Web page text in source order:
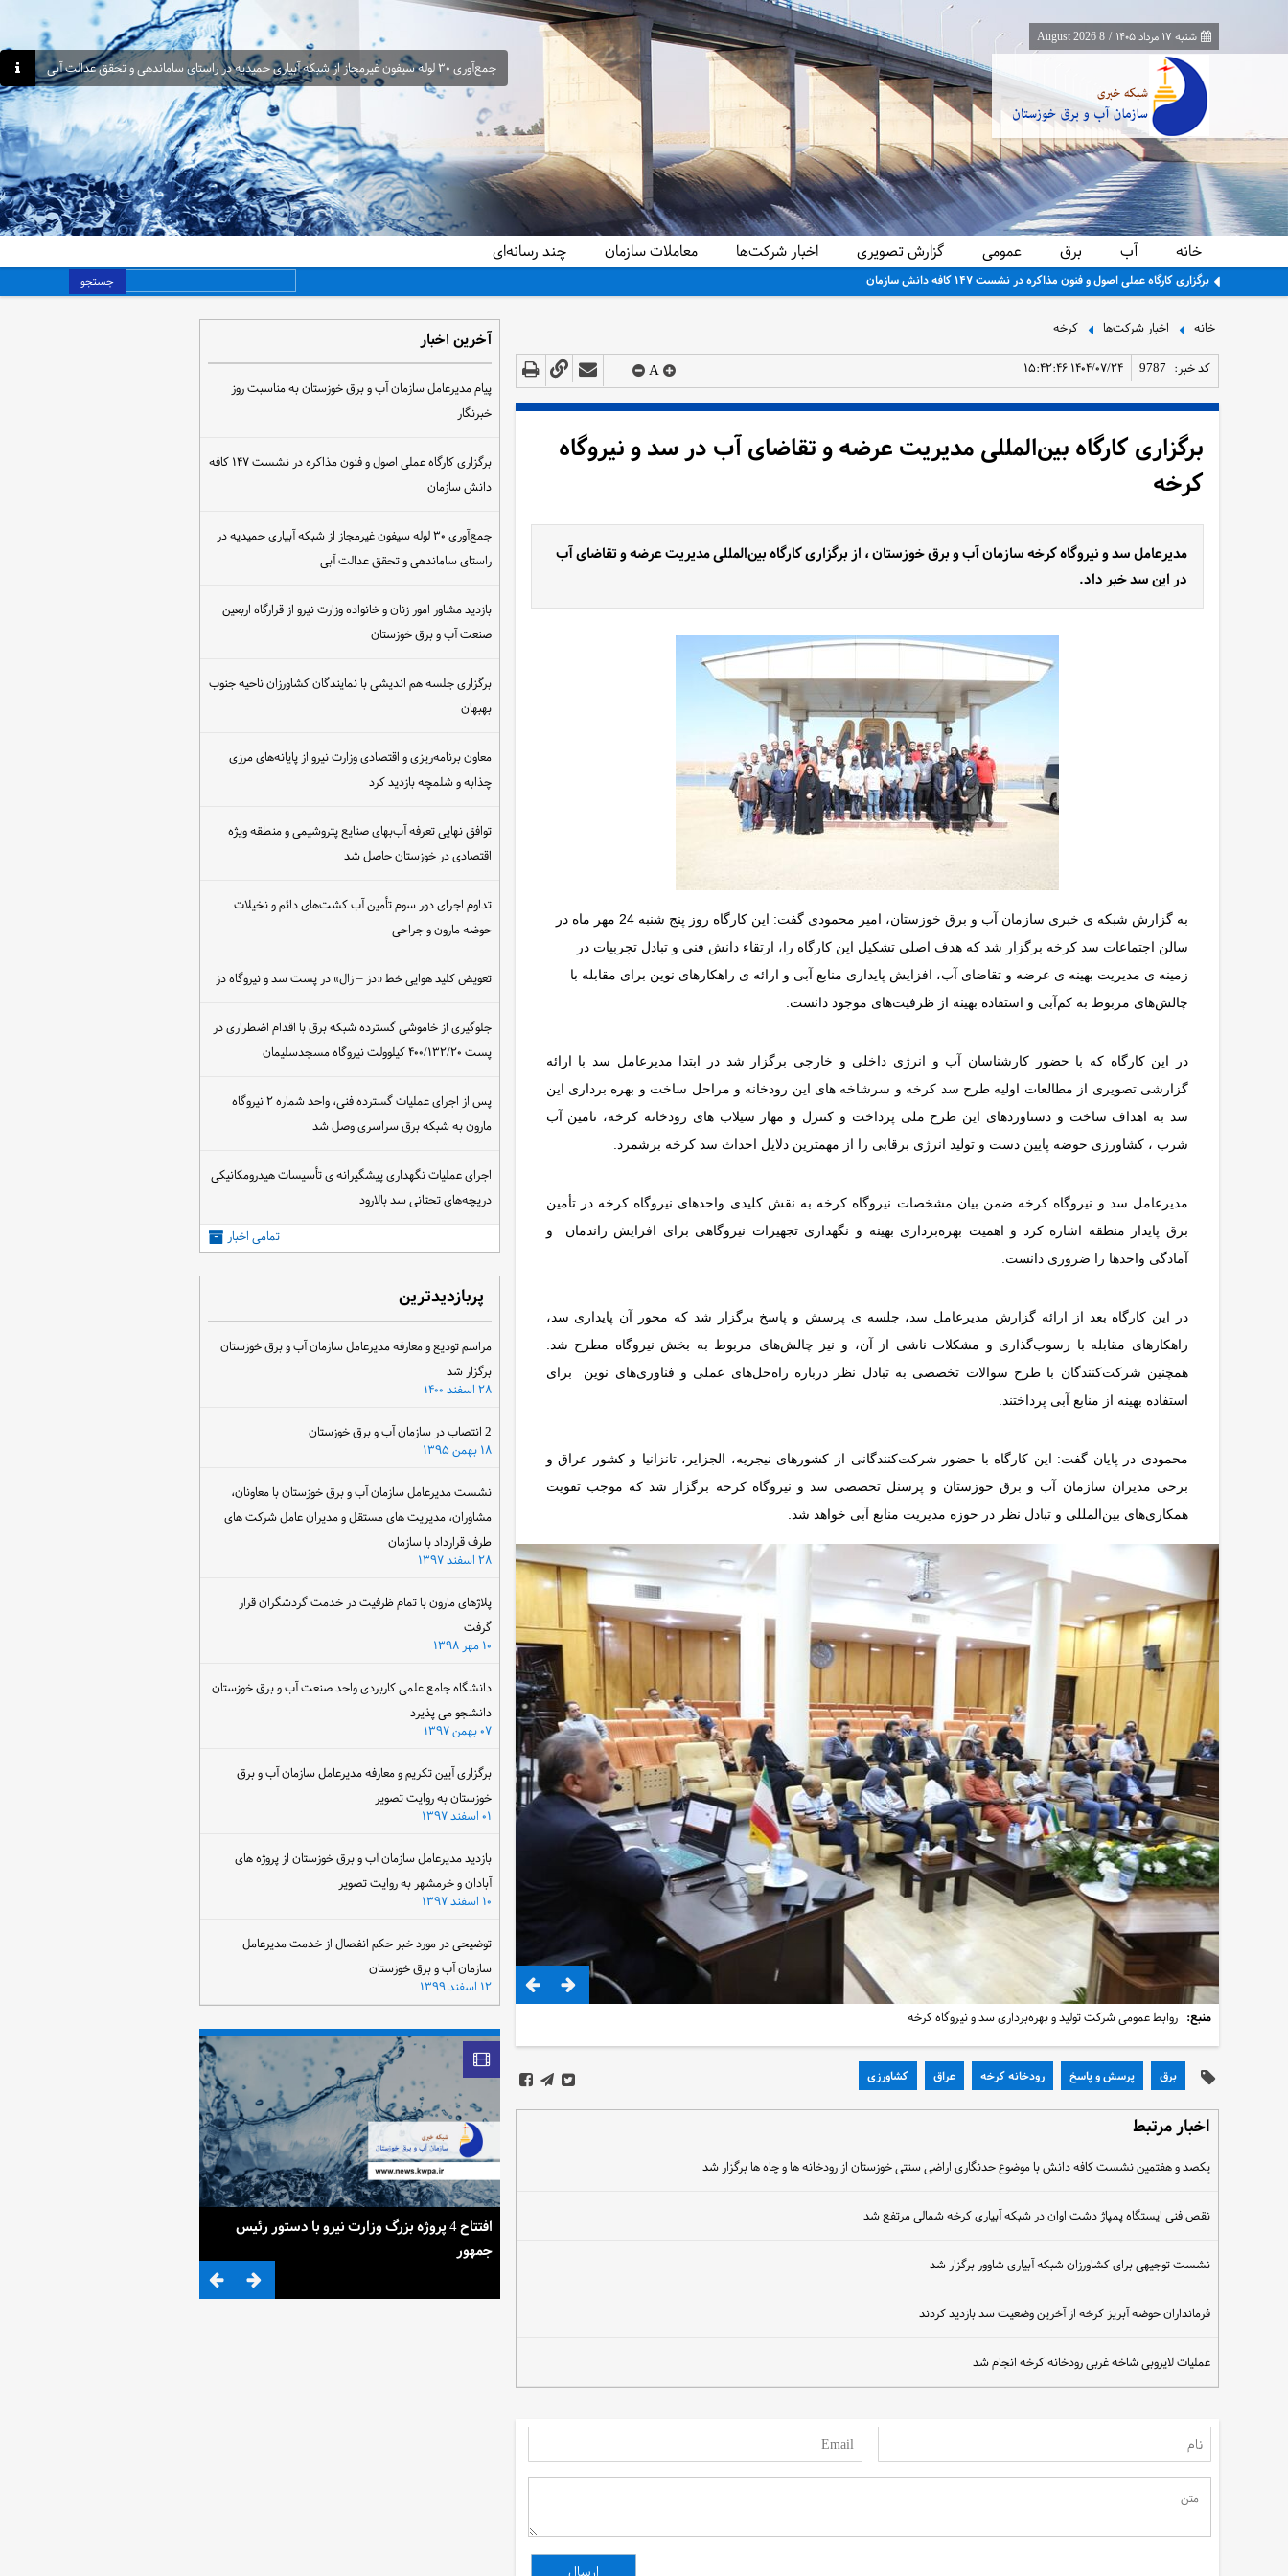
شنبه ۱۷ مرداد ۱۴۰۵ /
8 August 2026
جمع‌آوری ۳۰ لوله سیفون غیرمجاز از شبکه آبیاری حمیدیه در راستای ساماندهی و تحقق عدالت آبی
خانه آب برق عمومی گزارش تصویری اخبار شرکت‌ها معاملات سازمان چند رسانه‌ای
برگزاری کارگاه عملی اصول و فنون مذاکره در نشست ۱۴۷ کافه دانش سازمان جستجو
خانه اخبار شرکت‌ها کرخه
کد خبر: 9787 ۱۴۰۴/۰۷/۲۴ ۱۵:۴۲:۴۶ A
برگزاری کارگاه بین‌المللی مدیریت عرضه و تقاضای آب در سد و نیروگاه
کرخه
مدیرعامل سد و نیروگاه کرخه سازمان آب و برق خوزستان ، از برگزاری کارگاه بین‌المللی مدیریت عرضه و تقاضای آب
در این سد خبر داد.
به گزارش شبکه ی خبری سازمان آب و برق خوزستان، امیر محمودی گفت: این کارگاه روز پنج شنبه 24 مهر ماه در
سالن اجتماعات سد کرخه برگزار شد که هدف اصلی تشکیل این کارگاه را، ارتقاء دانش فنی و تبادل تجربیات در
زمینه ی مدیریت بهینه ی عرضه و تقاضای آب، افزایش پایداری منابع آبی و ارائه ی راهکارهای نوین برای مقابله با
چالش‌های مربوط به کم‌آبی و استفاده بهینه از ظرفیت‌های موجود دانست.
در این کارگاه که با حضور کارشناسان آب و انرژی داخلی و خارجی برگزار شد در ابتدا مدیرعامل سد با ارائه
گزارشی تصویری از مطالعات اولیه طرح سد کرخه و سرشاخه های این رودخانه و مراحل ساخت و بهره برداری این
سد به اهداف ساخت و دستاوردهای این طرح ملی پرداخت و کنترل و مهار سیلاب های رودخانه کرخه، تامین آب
شرب ، کشاورزی حوضه پایین دست و تولید انرژی برقابی را از مهمترین دلایل احداث سد کرخه برشمرد.
مدیرعامل سد و نیروگاه کرخه ضمن بیان مشخصات نیروگاه کرخه به نقش کلیدی واحدهای نیروگاه کرخه در تأمین
برق پایدار منطقه اشاره کرد و اهمیت بهره‌برداری بهینه و نگهداری تجهیزات نیروگاهی برای افزایش راندمان و
آمادگی واحدها را ضروری دانست.
در این کارگاه بعد از ارائه گزارش مدیرعامل سد، جلسه ی پرسش و پاسخ برگزار شد که محور آن پایداری سد،
راهکارهای مقابله با رسوب‌گذاری و مشکلات ناشی از آن، و نیز چالش‌های مربوط به بخش نیروگاه مطرح شد.
همچنین شرکت‌کنندگان با طرح سوالات تخصصی به تبادل نظر درباره راه‌حل‌های عملی و فناوری‌های نوین برای
استفاده بهینه از منابع آبی پرداختند.
محمودی در پایان گفت: این کارگاه با حضور شرکت‌کنندگانی از کشورهای نیجریه، الجزایر، تانزانیا و کشور عراق و
برخی مدیران سازمان آب و برق خوزستان و پرسنل تخصصی سد و نیروگاه کرخه برگزار شد که موجب تقویت
همکاری‌های بین‌المللی و تبادل نظر در حوزه مدیریت منابع آبی خواهد شد.
منبع: روابط عمومی شرکت تولید و بهره‌برداری سد و نیروگاه کرخه
برق پرسش و پاسخ رودخانه کرخه عراق کشاورزی
اخبار مرتبط
یکصد و هفتمین نشست کافه دانش با موضوع حدنگاری اراضی سنتی خوزستان از رودخانه ها و چاه ها برگزار شد
نقص فنی ایستگاه پمپاژ دشت اوان در شبکه آبیاری کرخه شمالی مرتفع شد
نشست توجیهی برای کشاورزان شبکه آبیاری شاوور برگزار شد
فرمانداران حوضه آبریز کرخه از آخرین وضعیت سد بازدید کردند
عملیات لایروبی شاخه غربی رودخانه کرخه انجام شد
آخرین اخبار
پیام مدیرعامل سازمان آب و برق خوزستان به مناسبت روز
خبرنگار
برگزاری کارگاه عملی اصول و فنون مذاکره در نشست ۱۴۷ کافه
دانش سازمان
جمع‌آوری ۳۰ لوله سیفون غیرمجاز از شبکه آبیاری حمیدیه در
راستای ساماندهی و تحقق عدالت آبی
بازدید مشاور امور زنان و خانواده وزارت نیرو از قرارگاه اربعین
صنعت آب و برق خوزستان
برگزاری جلسه هم اندیشی با نمایندگان کشاورزان ناحیه جنوب
بهبهان
معاون برنامه‌ریزی و اقتصادی وزارت نیرو از پایانه‌های مرزی
چذابه و شلمچه بازدید کرد
توافق نهایی تعرفه آب‌بهای صنایع پتروشیمی و منطقه ویژه
اقتصادی در خوزستان حاصل شد
تداوم اجرای دور سوم تأمین آب کشت‌های دائم و نخیلات
حوضه مارون و جراحی
تعویض کلید هوایی خط «دز – زال» در پست سد و نیروگاه دز
جلوگیری از خاموشی گسترده شبکه برق با اقدام اضطراری در
پست ۴۰۰/۱۳۲/۲۰ کیلوولت نیروگاه مسجدسلیمان
پس از اجرای عملیات گسترده فنی، واحد شماره ۲ نیروگاه
مارون به شبکه برق سراسری وصل شد
اجرای عملیات نگهداری پیشگیرانه ی تأسیسات هیدرومکانیکی
دریچه‌های تحتانی سد بالارود
تمامی اخبار
پربازدیدترین
مراسم تودیع و معارفه مدیرعامل سازمان آب و برق خوزستان
برگزار شد
۲۸ اسفند ۱۴۰۰
2 انتصاب در سازمان آب و برق خوزستان
۱۸ بهمن ۱۳۹۵
نشست مدیرعامل سازمان آب و برق خوزستان با معاونان،
مشاوران، مدیریت های مستقل و مدیران عامل شرکت های
طرف قرارداد با سازمان
۲۸ اسفند ۱۳۹۷
پلاژهای مارون با تمام ظرفیت در خدمت گردشگران قرار
گرفت
۱۰ مهر ۱۳۹۸
دانشگاه جامع علمی کاربردی واحد صنعت آب و برق خوزستان
دانشجو می پذیرد
۰۷ بهمن ۱۳۹۷
برگزاری آیین تکریم و معارفه مدیرعامل سازمان آب و برق
خوزستان به روایت تصویر
۰۱ اسفند ۱۳۹۷
بازدید مدیرعامل سازمان آب و برق خوزستان از پروژه های
آبادان و خرمشهر به روایت تصویر
۱۰ اسفند ۱۳۹۷
توضیحی در مورد خبر حکم انفصال از خدمت مدیرعامل
سازمان آب و برق خوزستان
۱۲ اسفند ۱۳۹۹
افتتاح 4 پروژه بزرگ وزارت نیرو با دستور رئیس
جمهور
سهم مردم در نجات آب